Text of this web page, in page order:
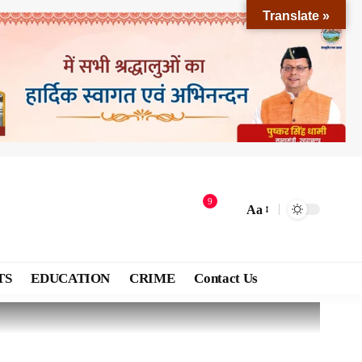
9
Aa
EDUCATION CRIME Contact Us
Translate »